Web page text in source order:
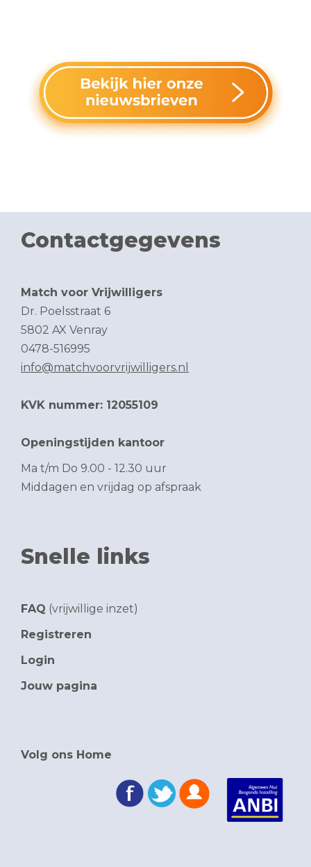
Contactgegevens
Match voor Vrijwilligers
Dr. Poelsstraat 6
5802 AX Venray
0478-516995
info@matchvoorvrijwilligers.nl
KVK nummer: 12055109
Openingstijden kantoor
Ma t/m Do 9.00 - 12.30 uur
Middagen en vrijdag op afspraak
Snelle links
FAQ (vrijwillige inzet)
Registreren
Login
Jouw pagina
Volg ons Home